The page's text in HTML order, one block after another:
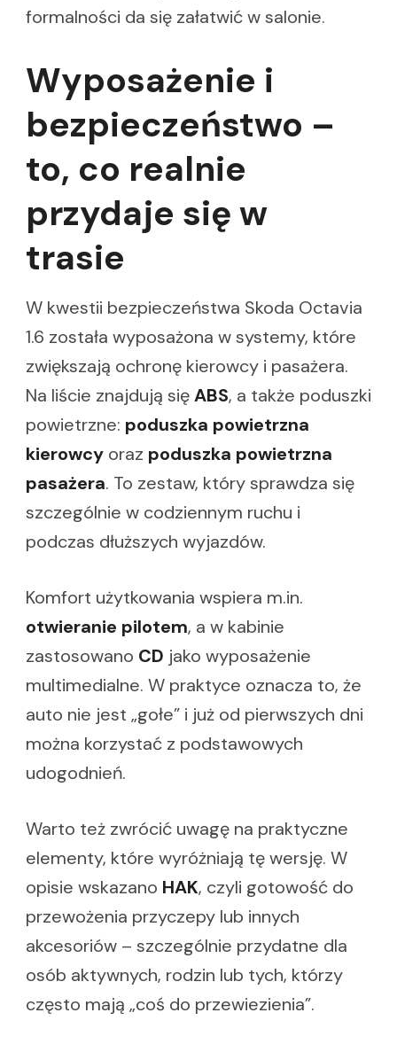
formalności da się załatwić w salonie.
Wyposażenie i
bezpieczeństwo –
to, co realnie
przydaje się w
trasie
W kwestii bezpieczeństwa Skoda Octavia
1.6 została wyposażona w systemy, które
zwiększają ochronę kierowcy i pasażera.
Na liście znajdują sięABS, a także poduszki
powietrzne: poduszka powietrzna
kierowcy oraz poduszka powietrzna
pasażera. To zestaw, który sprawdza się
szczególnie w codziennym ruchu i
podczas dłuższych wyjazdów.
Komfort użytkowania wspiera m.in.
otwieranie pilotem, a w kabinie
zastosowano CD jako wyposażenie
multimedialne. W praktyce oznacza to, że
auto nie jest „gołe” i już od pierwszych dni
można korzystać z podstawowych
udogodnień.
Warto też zwrócić uwagę na praktyczne
elementy, które wyróżniają tę wersję. W
opisie wskazano HAK, czyli gotowość do
przewożenia przyczepy lub innych
akcesoriów – szczególnie przydatne dla
osób aktywnych, rodzin lub tych, którzy
często mają „coś do przewiezienia”.